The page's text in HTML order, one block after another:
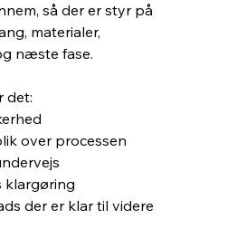
så der er styr på
materialer,
næste fase.
det:
over processen
klargøring
der er klar til videre